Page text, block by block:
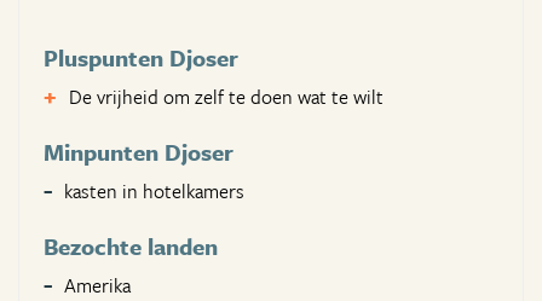
Pluspunten Djoser
De vrijheid om zelf te doen wat te wilt
Minpunten Djoser
kasten in hotelkamers
Bezochte landen
Amerika